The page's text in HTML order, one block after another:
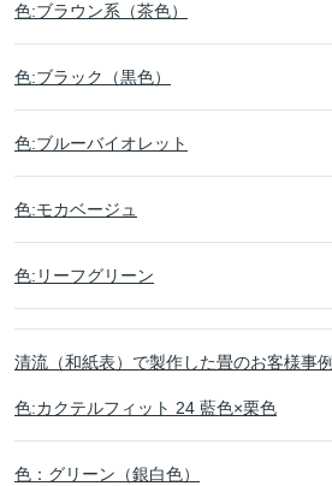
色:ブラウン系（茶色）
色:ブラック（黒色）
色:ブルーバイオレット
色:モカベージュ
色:リーフグリーン
清流（和紙表）で製作した畳のお客様事例
色:カクテルフィット 24 藍色×栗色
色：グリーン（銀白色）